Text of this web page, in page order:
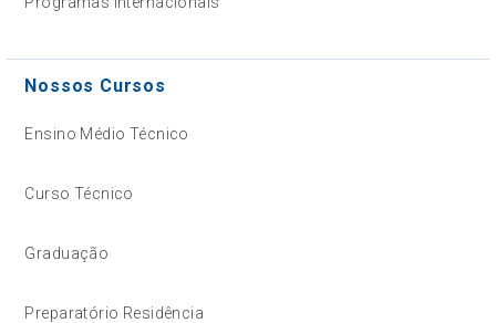
Nossos Cursos
Ensino Médio Técnico
Curso Técnico
Graduação
Preparatório Residência